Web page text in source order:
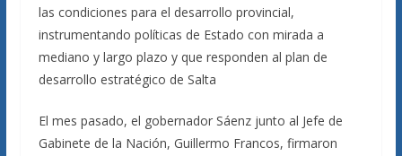
las condiciones para el desarrollo provincial,
instrumentando políticas de Estado con mirada a
mediano y largo plazo y que responden al plan de
desarrollo estratégico de Salta
El mes pasado, el gobernador Sáenz junto al Jefe de
Gabinete de la Nación, Guillermo Francos, firmaron